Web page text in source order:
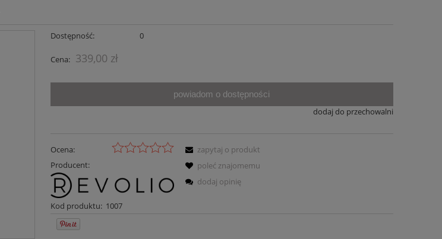
Dostępność: 0
Cena: 339,00 zł
powiadom o dostępności
dodaj do przechowalni
Ocena:
Producent:
Kod produktu: 1007
zapytaj o produkt
poleć znajomemu
dodaj opinię